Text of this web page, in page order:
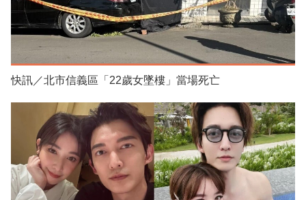
快訊／北市信義區「22歲女墜樓」當場死亡